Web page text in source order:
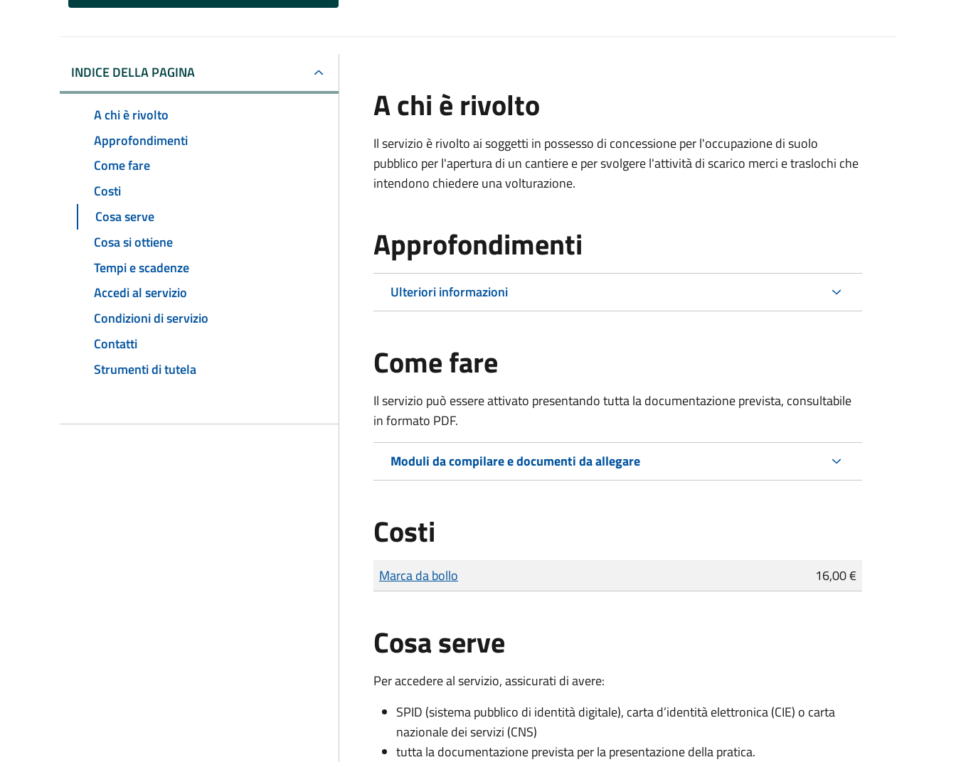
INDICE DELLA PAGINA
A chi è rivolto
Approfondimenti
Come fare
Costi
Cosa serve
Cosa si ottiene
Tempi e scadenze
Accedi al servizio
Condizioni di servizio
Contatti
Strumenti di tutela
A chi è rivolto
Il servizio è rivolto ai soggetti in possesso di concessione per l'occupazione di suolo
pubblico per l'apertura di un cantiere e per svolgere l'attività di scarico merci e traslochi che
intendono chiedere una volturazione.
Approfondimenti
Ulteriori informazioni
Come fare
Il servizio può essere attivato presentando tutta la documentazione prevista, consultabile
in formato PDF.
Moduli da compilare e documenti da allegare
Costi
Tipo di pagamento
Importo
Marca da bollo 16,00 €
Cosa serve
Per accedere al servizio, assicurati di avere:
SPID (sistema pubblico di identità digitale), carta d’identità elettronica (CIE) o carta
nazionale dei servizi (CNS)
tutta la documentazione prevista per la presentazione della pratica.